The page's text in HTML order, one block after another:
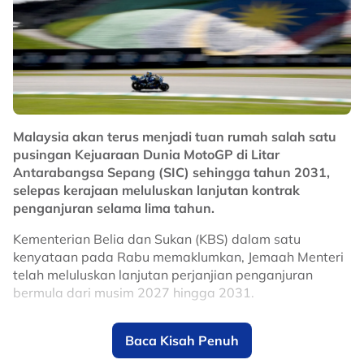
sentuhan pemain kelahiran Venezuela itu mampu
membantu Selangor kembali mencabar kejuaraan
domestik, selain memperkukuhkan cabaran kelab di
pentas Asia pada musim baharu.
No node context available.
Related Topics
#Selangor #bola sepak
Malaysia akan terus menjadi tuan rumah salah satu
pusingan Kejuaraan Dunia MotoGP di Litar
Antarabangsa Sepang (SIC) sehingga tahun 2031,
selepas kerajaan meluluskan lanjutan kontrak
penganjuran selama lima tahun.
Kementerian Belia dan Sukan (KBS) dalam satu
kenyataan pada Rabu memaklumkan, Jemaah Menteri
telah meluluskan lanjutan perjanjian penganjuran
bermula dari musim 2027 hingga 2031.
Keputusan itu memastikan Malaysia terus kekal dalam
kalendar MotoGP, sekali gus mengukuhkan kedudukan
Sepang sebagai antara litar ikonik dalam kejuaraan
Baca Kisah Penuh